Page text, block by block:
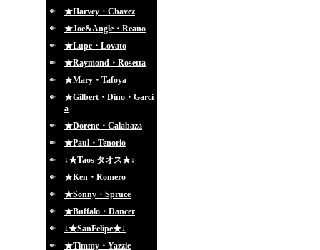
★Harvey・Chavez
★Joe&Angle・Reano
★Lupe・Lovato
★Raymond・Rosetta
★Mary・Tafoya
★Gilbert・Dino・Garci
a
★Dorene・Calabaza
★Paul・Tenorio
↓★Taos タオス★↓
★Ken・Romero
★Sonny・Spruce
★Buffalo・Dancer
↓★SanFelipe★↓
★Timmy・Yazzie